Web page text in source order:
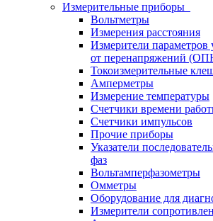
Измерительные приборы
Вольтметры
Измерения расстояния
Измерители параметров
от перенапряжений
Токоизмерительные
Амперметры
Измерение температуры
Счетчики времени
Счетчики импульсов
Прочие приборы
Указатели
фаз
Вольтамперфазометры
Омметры
Оборудование для
Измерители